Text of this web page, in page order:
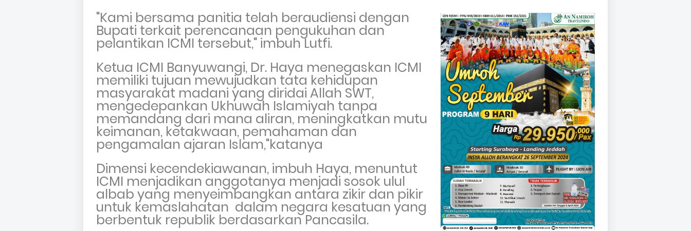
"Kami bersama panitia telah beraudiensi dengan
Bupati terkait perencanaan pengukuhan dan
pelantikan ICMI tersebut," imbuhLutfi.
Ketua ICMI Banyuwangi, Dr. Haya menegaskan ICMI
memiliki tujuan mewujudkan tata kehidupan
masyarakat madani yang diridai Allah SWT,
mengedepankan Ukhuwah Islamiyah tanpa
memandang dari mana aliran, meningkatkan mutu
keimanan, ketakwaan, pemahaman dan
pengamalan ajaran Islam,"katanya
Dimensi kecendekiawanan, imbuh Haya, menuntut
ICMI menjadikan anggotanya menjadi sosok ulul
albab yang menyeimbangkan antara zikir dan pikir
untuk kemaslahatan dalam negara kesatuan yang
berbentuk republik berdasarkan Pancasila.